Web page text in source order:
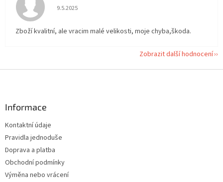
Hodnocení obchodu je 5 z 5 hvězdiček.
9.5.2025
Zboží kvalitní, ale vracim malé velikosti, moje chyba,škoda.
Zobrazit další hodnocení
Informace
Kontaktní údaje
Pravidla jednoduše
Doprava a platba
Obchodní podmínky
Výměna nebo vrácení